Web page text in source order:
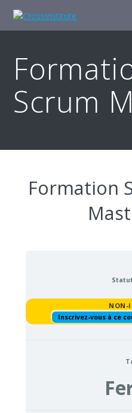
Scrum
Formation
NON-
Inscrivez-vous à ce